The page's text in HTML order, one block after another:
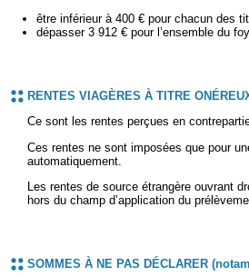
être inférieur à 400 € pour chacun des
dépasser 3 912 € pour l’ensemble du
RENTES VIAGÈRES À TITRE
Ce sont les rentes perçues en
Ces rentes ne sont imposées que pour
automatiquement.
Les rentes de source étrangère ouvrant
hors du champ d’application du
SOMMES À NE PAS DÉCLARER